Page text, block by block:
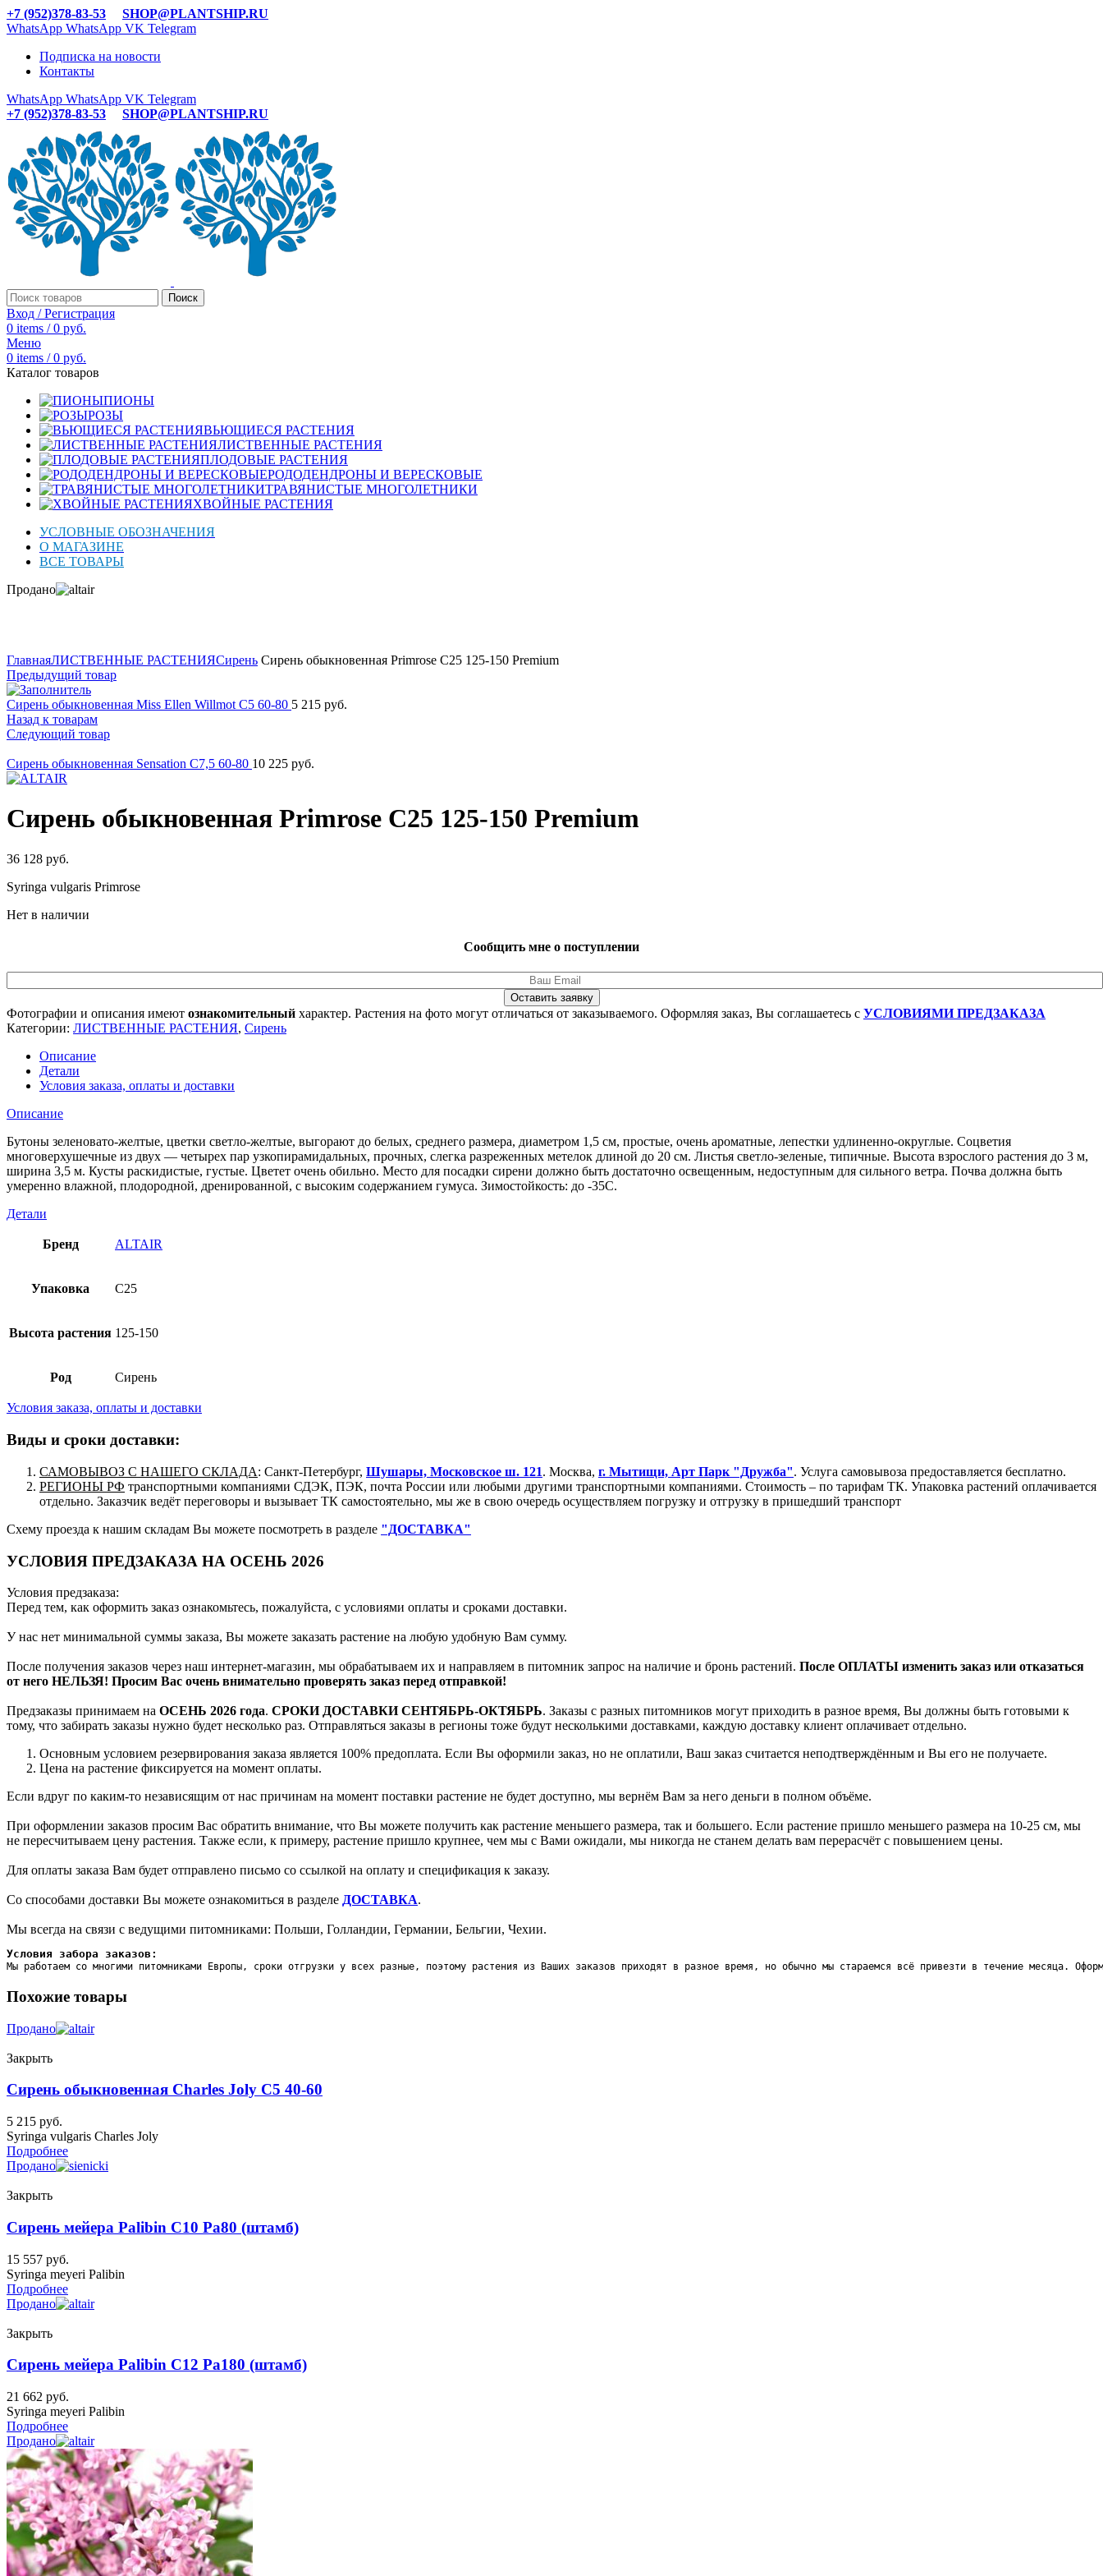
+7 (952)378-83-53
SHOP@PLANTSHIP.RU
WhatsApp WhatsApp VK Telegram
Подписка на новости
Контакты
WhatsApp WhatsApp VK Telegram
+7 (952)378-83-53
SHOP@PLANTSHIP.RU
Поиск
Вход / Регистрация
0 items / 0 руб.
Меню
0 items / 0 руб.
Каталог товаров
ПИОНЫ
РОЗЫ
ВЬЮЩИЕСЯ РАСТЕНИЯ
ЛИСТВЕННЫЕ РАСТЕНИЯ
ПЛОДОВЫЕ РАСТЕНИЯ
РОДОДЕНДРОНЫ И ВЕРЕСКОВЫЕ
ТРАВЯНИСТЫЕ МНОГОЛЕТНИКИ
ХВОЙНЫЕ РАСТЕНИЯ
УСЛОВНЫЕ ОБОЗНАЧЕНИЯ
О МАГАЗИНЕ
ВСЕ ТОВАРЫ
Продано
ГлавнаяЛИСТВЕННЫЕ РАСТЕНИЯСирень Сирень обыкновенная Primrose C25 125-150 Premium
Предыдущий товар
Сирень обыкновенная Miss Ellen Willmot C5 60-80 5 215 руб.
Назад к товарам
Следующий товар
Сирень обыкновенная Sensation C7,5 60-80 10 225 руб.
Сирень обыкновенная Primrose C25 125-150 Premium
36 128 руб.
Syringa vulgaris Primrose
Нет в наличии
Сообщить мне о поступлении
Оставить заявку
Фотографии и описания имеют ознакомительный характер. Растения на фото могут отличаться от заказываемого. Оформляя заказ, Вы соглашаетесь с УСЛОВИЯМИ ПРЕДЗАКАЗА
Категории: ЛИСТВЕННЫЕ РАСТЕНИЯ, Сирень
Описание
Детали
Условия заказа, оплаты и доставки
Описание
Бутоны зеленовато-желтые, цветки светло-желтые, выгорают до белых, среднего размера, диаметром 1,5 см, простые, очень ароматные, лепестки удлиненно-округлые. Соцветия
многоверхушечные из двух — четырех пар узкопирамидальных, прочных, слегка разреженных метелок длиной до 20 см. Листья светло-зеленые, типичные. Высота взрослого растения до 3 м,
ширина 3,5 м. Кусты раскидистые, густые. Цветет очень обильно. Место для посадки сирени должно быть достаточно освещенным, недоступным для сильного ветра. Почва должна быть
умеренно влажной, плодородной, дренированной, с высоким содержанием гумуса. Зимостойкость: до -35С.
Детали
Бренд ALTAIR
Упаковка C25
Высота растения 125-150
Род Сирень
Условия заказа, оплаты и доставки
Виды и сроки доставки:
САМОВЫВОЗ С НАШЕГО СКЛАДА: Санкт-Петербург, Шушары, Московское ш. 121. Москва, г. Мытищи, Арт Парк "Дружба". Услуга самовывоза предоставляется бесплатно.
РЕГИОНЫ РФ транспортными компаниями СДЭК, ПЭК, почта России или любыми другими транспортными компаниями. Стоимость – по тарифам ТК. Упаковка растений оплачивается
отдельно. Заказчик ведёт переговоры и вызывает ТК самостоятельно, мы же в свою очередь осуществляем погрузку и отгрузку в пришедший транспорт
Схему проезда к нашим складам Вы можете посмотреть в разделе "ДОСТАВКА"
УСЛОВИЯ ПРЕДЗАКАЗА НА ОСЕНЬ 2026
Условия предзаказа:
Перед тем, как оформить заказ ознакомьтесь, пожалуйста, с условиями оплаты и сроками доставки.
У нас нет минимальной суммы заказа, Вы можете заказать растение на любую удобную Вам сумму.
После получения заказов через наш интернет-магазин, мы обрабатываем их и направляем в питомник запрос на наличие и бронь растений. После ОПЛАТЫ изменить заказ или отказаться
от него НЕЛЬЗЯ! Просим Вас очень внимательно проверять заказ перед отправкой!
Предзаказы принимаем на ОСЕНЬ 2026 года. СРОКИ ДОСТАВКИ СЕНТЯБРЬ-ОКТЯБРЬ. Заказы с разных питомников могут приходить в разное время, Вы должны быть готовыми к
тому, что забирать заказы нужно будет несколько раз. Отправляться заказы в регионы тоже будут несколькими доставками, каждую доставку клиент оплачивает отдельно.
Основным условием резервирования заказа является 100% предоплата. Если Вы оформили заказ, но не оплатили, Ваш заказ считается неподтверждённым и Вы его не получаете.
Цена на растение фиксируется на момент оплаты.
Если вдруг по каким-то независящим от нас причинам на момент поставки растение не будет доступно, мы вернём Вам за него деньги в полном объёме.
При оформлении заказов просим Вас обратить внимание, что Вы можете получить как растение меньшего размера, так и большего. Если растение пришло меньшего размера на 10-25 см, мы
не пересчитываем цену растения. Также если, к примеру, растение пришло крупнее, чем мы с Вами ожидали, мы никогда не станем делать вам перерасчёт с повышением цены.
Для оплаты заказа Вам будет отправлено письмо со ссылкой на оплату и спецификация к заказу.
Со способами доставки Вы можете ознакомиться в разделе ДОСТАВКА.
Мы всегда на связи с ведущими питомниками: Польши, Голландии, Германии, Бельгии, Чехии.
Условия забора заказов:
Мы работаем со многими питомниками Европы, сроки отгрузки у всех разные, поэтому растения из Ваших заказов приходят в разное время, но обычно мы стараемся всё привезти в течение месяца.
Похожие товары
Продано
Закрыть
Сирень обыкновенная Charles Joly C5 40-60
5 215 руб.
Syringa vulgaris Charles Joly
Подробнее
Продано
Закрыть
Сирень мейера Palibin C10 Pa80 (штамб)
15 557 руб.
Syringa meyeri Palibin
Подробнее
Продано
Закрыть
Сирень мейера Palibin C12 Pa180 (штамб)
21 662 руб.
Syringa meyeri Palibin
Подробнее
Продано